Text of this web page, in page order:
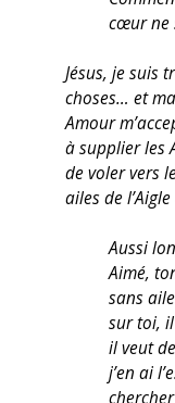
cœur ne
Jésus, je suis
choses… et
Amour
à supplier les
de voler vers
ailes de
Aussi
Aimé,
sans
sur toi,
il veut
j’en ai